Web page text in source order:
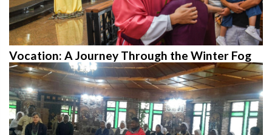
Vocation: A Journey Through the Winter Fog